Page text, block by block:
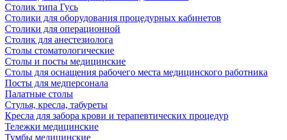
Столик типа Гусь
Столики для оборудования процедурных кабинетов
Столики для операционной
Столик для анестезиолога
Столы стоматологические
Столы и посты медицинские
Столы для оснащения рабочего места медицинского работника
Посты для медперсонала
Палатные столы
Стулья, кресла, табуреты
Кресла для забора крови и терапевтических процедур
Тележки медицинские
Тумбы медицинские